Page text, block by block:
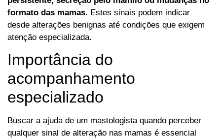
formato das mamas. Estes sinais podem indicar
desde alterações benignas até condições que exigem
atenção especializada.
Importância do
acompanhamento
especializado
Buscar a ajuda de um mastologista quando perceber
qualquer sinal de alteração nas mamas é essencial